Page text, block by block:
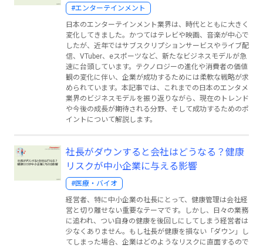
#エンターテインメント
日本のエンターテインメント業界は、時代とともに大きく
変化してきました。かつてはテレビや映画、音楽が中心で
したが、近年ではサブスクリプションサービスやライブ配
信、VTuber、eスポーツなど、新たなビジネスモデルが急
速に台頭しています。テクノロジーの進化や消費者の価値
観の変化に伴い、企業が成功するためには柔軟な戦略が求
められています。本記事では、これまでの日本のエンタメ
業界のビジネスモデルを振り返りながら、現在のトレンド
や今後の成長が期待される分野、そして成功するためのポ
イントについて解説します。
社長がダウンすると会社はどうなる？健康
リスクが中小企業に与える影響
#医療・バイオ
経営者、特に中小企業の社長にとって、健康管理は会社経
営と切り離せない重要なテーマです。しかし、日々の業務
に追われ、つい自身の健康を後回しにしてしまう経営者は
少なくありません。もし社長が健康を損ない「ダウン」し
てしまった場合、企業はどのようなリスクに直面するので